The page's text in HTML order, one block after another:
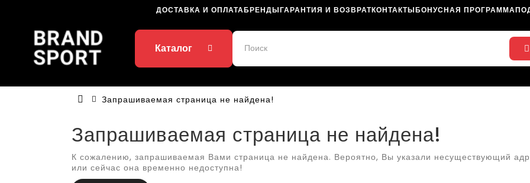
ДОСТАВКА И ОПЛАТА БРЕНДЫ ГАРАНТИЯ И ВОЗВРАТКОНТАКТЫ БОНУСНАЯ ПРОГРАММА
Каталог
Запрашиваемая страница не найдена!
Запрашиваемая страница не найдена!
К сожалению, запрашиваемая Вами страница не найдена. Вероятно, Вы указали несуществующий
или сейчас она временно недоступна!